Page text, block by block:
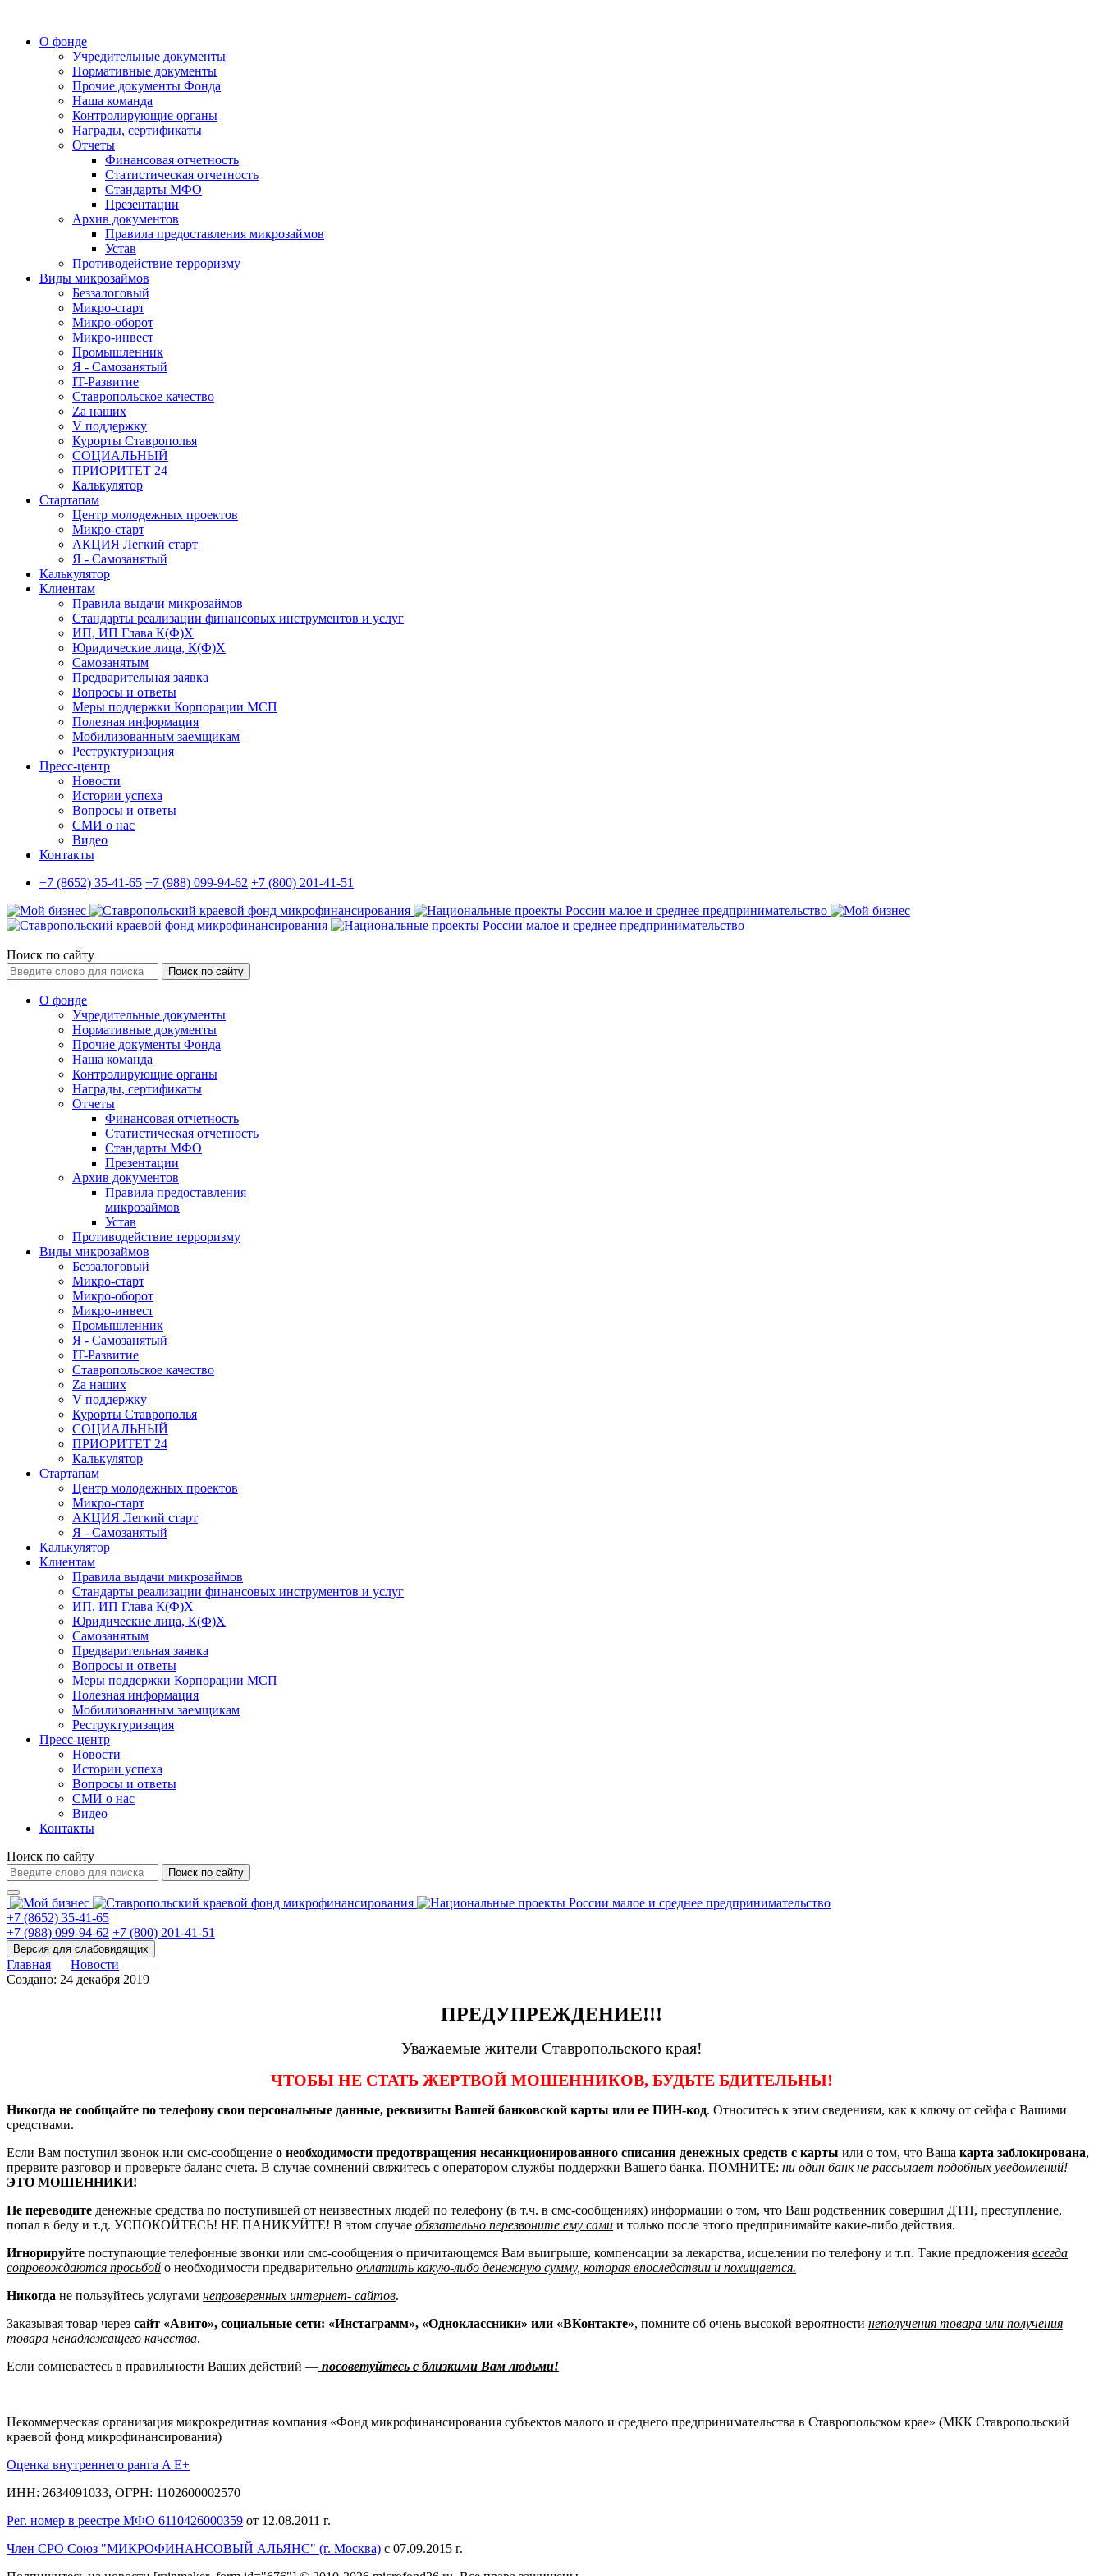
О фонде
Учредительные документы
Нормативные документы
Прочие документы Фонда
Наша команда
Контролирующие органы
Награды, сертификаты
Отчеты
Финансовая отчетность
Статистическая отчетность
Стандарты МФО
Презентации
Архив документов
Правила предоставления микрозаймов
Устав
Противодействие терроризму
Виды микрозаймов
Беззалоговый
Микро-старт
Микро-оборот
Микро-инвест
Промышленник
Я - Самозанятый
IT-Развитие
Ставропольское качество
Za наших
V поддержку
Курорты Ставрополья
СОЦИАЛЬНЫЙ
ПРИОРИТЕТ 24
Калькулятор
Стартапам
Центр молодежных проектов
Микро-старт
АКЦИЯ Легкий старт
Я - Самозанятый
Калькулятор
Клиентам
Правила выдачи микрозаймов
Стандарты реализации финансовых инструментов и услуг
ИП, ИП Глава К(Ф)Х
Юридические лица, К(Ф)Х
Самозанятым
Предварительная заявка
Вопросы и ответы
Меры поддержки Корпорации МСП
Полезная информация
Мобилизованным заемщикам
Реструктуризация
Пресс-центр
Новости
Истории успеха
Вопросы и ответы
СМИ о нас
Видео
Контакты
+7 (8652) 35-41-65 +7 (988) 099-94-62 +7 (800) 201-41-51
Поиск по сайту
Поиск по сайту
О фонде
Учредительные документы
Нормативные документы
Прочие документы Фонда
Наша команда
Контролирующие органы
Награды, сертификаты
Отчеты
Финансовая отчетность
Статистическая отчетность
Стандарты МФО
Презентации
Архив документов
Правила предоставления
микрозаймов
Устав
Противодействие терроризму
Виды микрозаймов
Беззалоговый
Микро-старт
Микро-оборот
Микро-инвест
Промышленник
Я - Самозанятый
IT-Развитие
Ставропольское качество
Za наших
V поддержку
Курорты Ставрополья
СОЦИАЛЬНЫЙ
ПРИОРИТЕТ 24
Калькулятор
Стартапам
Центр молодежных проектов
Микро-старт
АКЦИЯ Легкий старт
Я - Самозанятый
Калькулятор
Клиентам
Правила выдачи микрозаймов
Стандарты реализации финансовых инструментов и услуг
ИП, ИП Глава К(Ф)Х
Юридические лица, К(Ф)Х
Самозанятым
Предварительная заявка
Вопросы и ответы
Меры поддержки Корпорации МСП
Полезная информация
Мобилизованным заемщикам
Реструктуризация
Пресс-центр
Новости
Истории успеха
Вопросы и ответы
СМИ о нас
Видео
Контакты
Поиск по сайту
Поиск по сайту
+7 (8652) 35-41-65
+7 (988) 099-94-62 +7 (800) 201-41-51
Главная — Новости — —
Создано: 24 декабря 2019
ПРЕДУПРЕЖДЕНИЕ!!!
Уважаемые жители Ставропольского края!
ЧТОБЫ НЕ СТАТЬ ЖЕРТВОЙ МОШЕННИКОВ, БУДЬТЕ БДИТЕЛЬНЫ!
Никогда не сообщайте по телефону свои персональные данные, реквизиты Вашей банковской карты или ее ПИН-код. Относитесь к этим сведениям, как к ключу от сейфа с Вашими
средствами.
Если Вам поступил звонок или смс-сообщение о необходимости предотвращения несанкционированного списания денежных средств с карты или о том, что Ваша карта заблокирована,
прервите разговор и проверьте баланс счета. В случае сомнений свяжитесь с оператором службы поддержки Вашего банка. ПОМНИТЕ: ни один банк не рассылает подобных уведомлений!
ЭТО МОШЕННИКИ!
Не переводите денежные средства по поступившей от неизвестных людей по телефону (в т.ч. в смс-сообщениях) информации о том, что Ваш родственник совершил ДТП, преступление,
попал в беду и т.д. УСПОКОЙТЕСЬ! НЕ ПАНИКУЙТЕ! В этом случае обязательно перезвоните ему сами и только после этого предпринимайте какие-либо действия.
Игнорируйте поступающие телефонные звонки или смс-сообщения о причитающемся Вам выигрыше, компенсации за лекарства, исцелении по телефону и т.п. Такие предложения всегда
сопровождаются просьбой о необходимости предварительно оплатить какую-либо денежную сумму, которая впоследствии и похищается.
Никогда не пользуйтесь услугами непроверенных интернет- сайтов.
Заказывая товар через сайт «Авито», социальные сети: «Инстаграмм», «Одноклассники» или «ВКонтакте», помните об очень высокой вероятности неполучения товара или получения
товара ненадлежащего качества.
Если сомневаетесь в правильности Ваших действий — посоветуйтесь с близкими Вам людьми!
Некоммерческая организация микрокредитная компания «Фонд микрофинансирования субъектов малого и среднего предпринимательства в Ставропольском крае» (МКК Ставропольский
краевой фонд микрофинансирования)
Оценка внутреннего ранга A E+
ИНН: 2634091033, ОГРН: 1102600002570
Рег. номер в реестре МФО 6110426000359 от 12.08.2011 г.
Член СРО Союз "МИКРОФИНАНСОВЫЙ АЛЬЯНС" (г. Москва) с 07.09.2015 г.